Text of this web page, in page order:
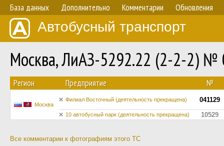
База данных Дополнительно Комментарии Обновления
Автобусный транспорт
Москва, ЛиАЗ-5292.22 (2-2-2) №
Регион Предприятие №
Москва
Филиал Восточный (деятельность прекращена) 041129
10 автобусный парк (деятельность прекращена) 10529
Все комментарии к фотографиям этого ТС